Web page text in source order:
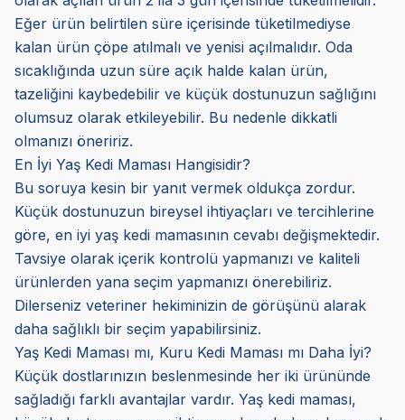
Eğer ürün belirtilen süre içerisinde tüketilmediyse
kalan ürün çöpe atılmalı ve yenisi açılmalıdır. Oda
sıcaklığında uzun süre açık halde kalan ürün,
tazeliğini kaybedebilir ve küçük dostunuzun sağlığını
olumsuz olarak etkileyebilir. Bu nedenle dikkatli
olmanızı öneririz.
En İyi Yaş Kedi Maması Hangisidir?
Bu soruya kesin bir yanıt vermek oldukça zordur.
Küçük dostunuzun bireysel ihtiyaçları ve tercihlerine
göre, en iyi yaş kedi mamasının cevabı değişmektedir.
Tavsiye olarak içerik kontrolü yapmanızı ve kaliteli
ürünlerden yana seçim yapmanızı önerebiliriz.
Dilerseniz veteriner hekiminizin de görüşünü alarak
daha sağlıklı bir seçim yapabilirsiniz.
Yaş Kedi Maması mı, Kuru Kedi Maması mı Daha İyi?
Küçük dostlarınızın beslenmesinde her iki ürününde
sağladığı farklı avantajlar vardır. Yaş kedi maması,